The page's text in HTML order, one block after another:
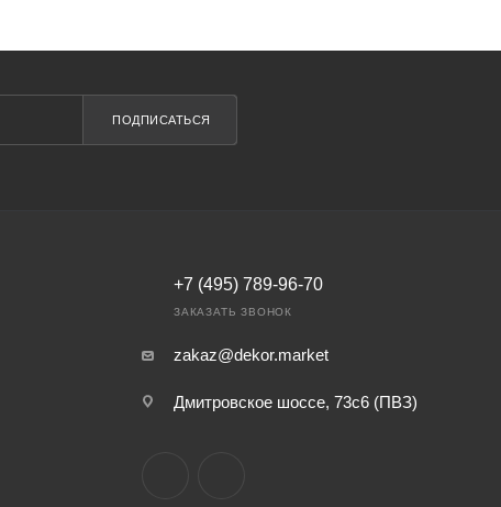
ПОДПИСАТЬСЯ
+7 (495) 789-96-70
ЗАКАЗАТЬ ЗВОНОК
zakaz@dekor.market
Дмитровское шоссе, 73с6 (ПВЗ)